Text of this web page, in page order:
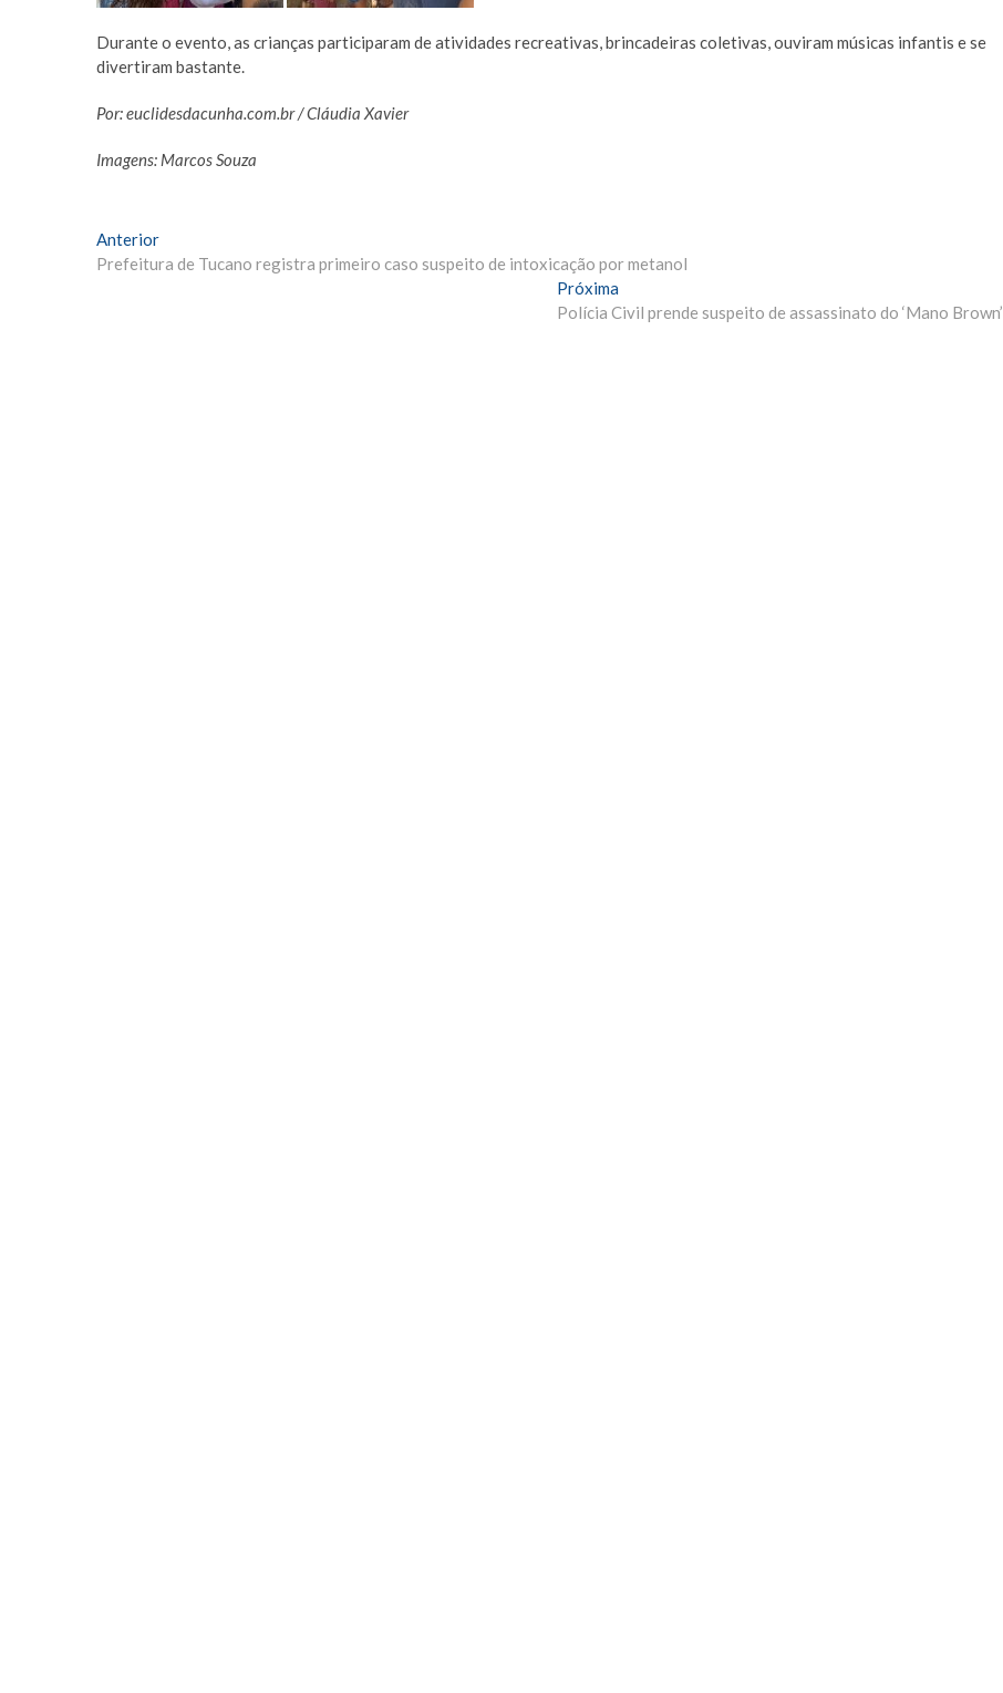
Durante o evento, as crianças participaram de atividades recreativas, brincadeiras coletivas, ouviram músicas infantis e se
divertiram bastante.
Por: euclidesdacunha.com.br / Cláudia Xavier
Imagens: Marcos Souza
Navegação
de
AnteriorMatéria
Anterior:
Prefeitura de Tucano registra primeiro caso suspeito de intoxicação por metanol
Próxima
Materia:
Polícia Civil prende suspeito de assassinato do ‘Mano Brown’